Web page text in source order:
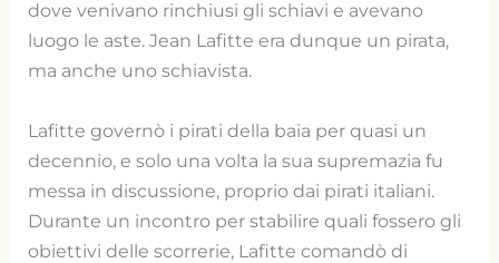
dove venivano rinchiusi gli schiavi e avevano
luogo le aste. Jean Lafitte era dunque un pirata,
ma anche uno schiavista.
Lafitte governò i pirati della baia per quasi un
decennio, e solo una volta la sua supremazia fu
messa in discussione, proprio dai pirati italiani.
Durante un incontro per stabilire quali fossero gli
obiettivi delle scorrerie, Lafitte comandò di